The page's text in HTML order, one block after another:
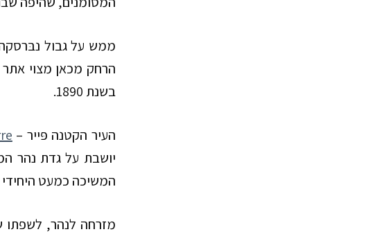
ממש על גבול
הרחק מכאן מצוי
בשנת 1890
.
העיר הקטנה פּייר –
יושבת על גדת נהר
המשיכה כמעט היחידי
מזרחה לנהר, לשפתו